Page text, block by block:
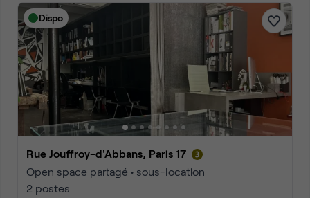
Dispo
Rue Jouffroy-d'Abbans, Paris 17
Open space partagé • sous-location
2 postes